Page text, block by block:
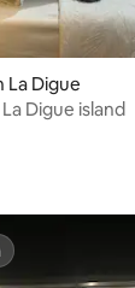
La Digue
Digue island